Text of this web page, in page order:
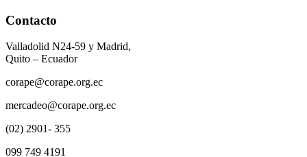
Contacto
Valladolid N24-59 y Madrid,
Quito – Ecuador
corape@corape.org.ec
mercadeo@corape.org.ec
(02) 2901- 355
099 749 4191